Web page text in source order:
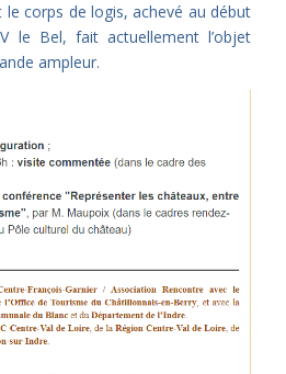
corps de logis, achevé au début
le Bel, fait actuellement l’objet
ampleur.